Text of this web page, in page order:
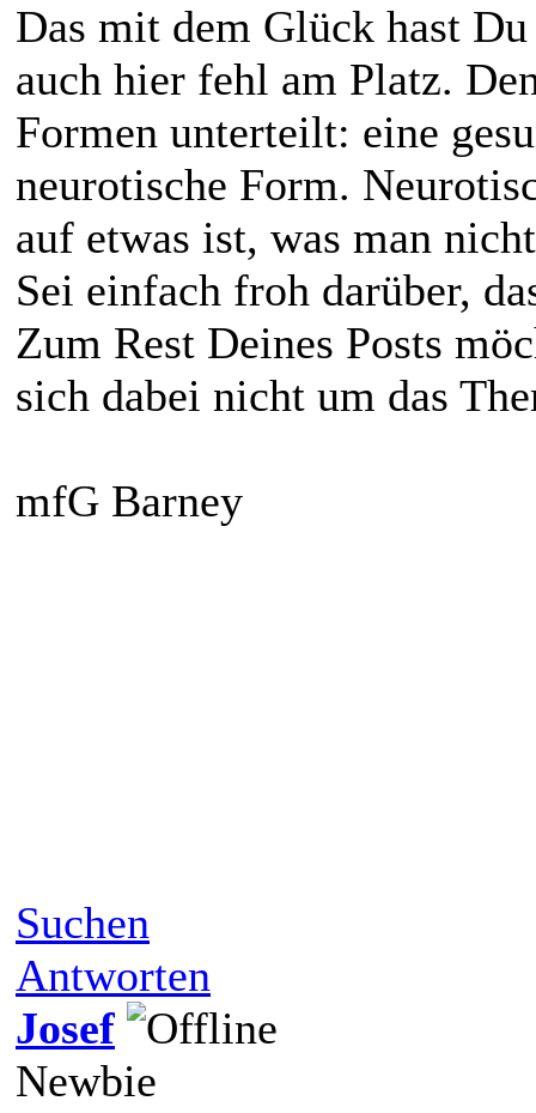
Das mit dem Glück hast
auch hier fehl am Platz.
Formen unterteilt: eine
neurotische Form.
auf etwas ist, was man
Sei einfach froh darüber,
Zum Rest Deines Posts
sich dabei nicht um das
mfG Barney
Suchen
Antworten
Josef
Newbie